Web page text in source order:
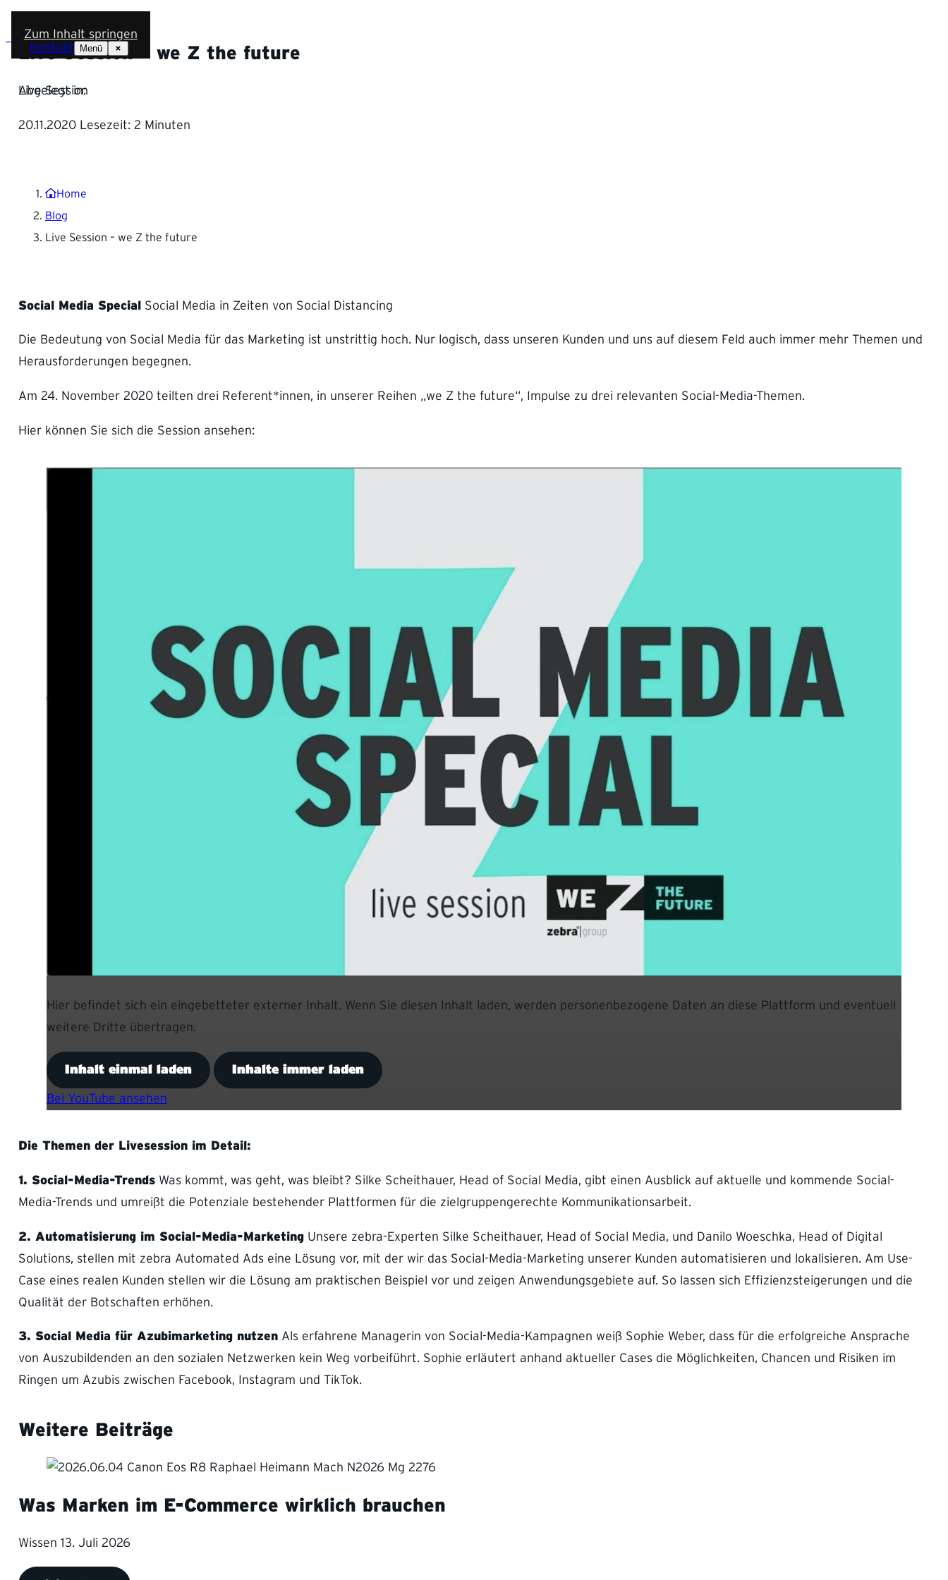
Zum Inhalt springen
Kontakt
Menü
Live Session – we Z the future
Abgelegt in:
Live Session
20.11.2020 Lesezeit:2 Minuten
Home
Blog
Live Session – we Z the future
Social Media Special Social Media in Zeiten von Social Distancing
Die Bedeutung von Social Media für das Marketing ist unstrittig hoch. Nur logisch, dass unseren Kunden und uns auf diesem Feld auch immer mehr Themen und
Herausforderungen begegnen.
Am 24. November 2020 teilten drei Referent*innen, in unserer Reihen „we Z the future“, Impulse zu drei relevanten Social-Media-Themen.
Hier können Sie sich die Session ansehen:
Hier befindet sich ein eingebetteter externer Inhalt. Wenn Sie diesen Inhalt laden, werden personenbezogene Daten an diese Plattform und eventuell
weitere Dritte übertragen.
Inhalt einmal laden Inhalte immer laden
Bei YouTube ansehen
Die Themen der Livesession im Detail:
1. Social-Media-TrendsWas kommt, was geht, was bleibt? Silke Scheithauer, Head of Social Media, gibt einen Ausblick auf aktuelle und kommende Social-
Media-Trends und umreißt die Potenziale bestehender Plattformen für die zielgruppengerechte Kommunikationsarbeit.
2. Automatisierung im Social-Media-MarketingUnsere zebra-Experten Silke Scheithauer, Head of Social Media, und Danilo Woeschka, Head of Digital
Solutions, stellen mit zebra Automated Ads eine Lösung vor, mit der wir das Social-Media-Marketing unserer Kunden automatisieren und lokalisieren. Am Use-
Case eines realen Kunden stellen wir die Lösung am praktischen Beispiel vor und zeigen Anwendungsgebiete auf. So lassen sich Effizienzsteigerungen und die
Qualität der Botschaften erhöhen.
3. Social Media für Azubimarketing nutzenAls erfahrene Managerin von Social-Media-Kampagnen weiß Sophie Weber, dass für die erfolgreiche Ansprache
von Auszubildenden an den sozialen Netzwerken kein Weg vorbeiführt. Sophie erläutert anhand aktueller Cases die Möglichkeiten, Chancen und Risiken im
Ringen um Azubis zwischen Facebook, Instagram und TikTok.
Weitere Beiträge
Was Marken im E-Commerce wirklich brauchen
Wissen 13. Juli 2026